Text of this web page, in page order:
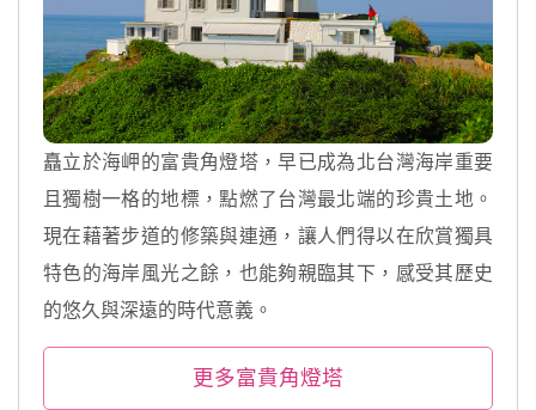
矗立於海岬的富貴角燈塔，早已成為北台灣海岸重要
且獨樹一格的地標，點燃了台灣最北端的珍貴土地。
現在藉著步道的修築與連通，讓人們得以在欣賞獨具
特色的海岸風光之餘，也能夠親臨其下，感受其歷史
的悠久與深遠的時代意義。
更多富貴角燈塔